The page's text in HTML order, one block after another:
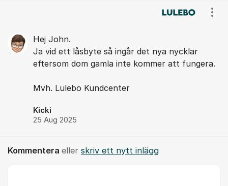
Hej John.
Ja vid ett låsbyte så ingår det nya nycklar
eftersom dom gamla inte kommer att fungera.
Mvh. Lulebo Kundcenter
Kicki
25 Aug 2025
Kommentera eller skriv ett nytt inlägg